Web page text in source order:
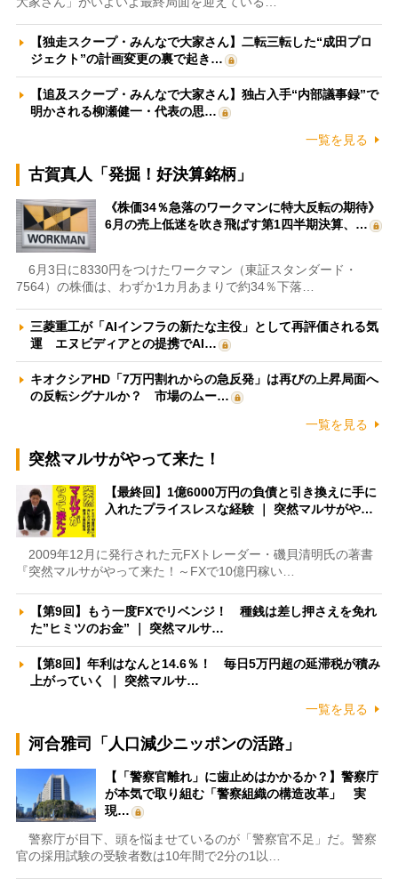
【独走スクープ・みんなで大家さん】二転三転した“成田プロ
ジェクト”の計画変更の裏で起き…
【追及スクープ・みんなで大家さん】独占入手“内部議事録”で
明かされる柳瀬健一・代表の思…
一覧を見る
古賀真人「発掘！好決算銘柄」
《株価34％急落のワークマンに特大反転の期待》
6月の売上低迷を吹き飛ばす第1四半期決算、…
6月3日に8330円をつけたワークマン（東証スタンダード・
7564）の株価は、わずか1カ月あまりで約34％下落…
三菱重工が「AIインフラの新たな主役」として再評価される気
運 エヌビディアとの提携でAI…
キオクシアHD「7万円割れからの急反発」は再びの上昇局面へ
の反転シグナルか？ 市場のムー…
一覧を見る
突然マルサがやって来た！
【最終回】1億6000万円の負債と引き換えに手に
入れたプライスレスな経験 ｜ 突然マルサがや…
2009年12月に発行された元FXトレーダー・磯貝清明氏の著書
『突然マルサがやって来た！～FXで10億円稼い…
【第9回】もう一度FXでリベンジ！ 種銭は差し押さえを免れ
た”ヒミツのお金” ｜ 突然マルサ…
【第8回】年利はなんと14.6％！ 毎日5万円超の延滞税が積み
上がっていく ｜ 突然マルサ…
一覧を見る
河合雅司「人口減少ニッポンの活路」
【「警察官離れ」に歯止めはかかるか？】警察庁
が本気で取り組む「警察組織の構造改革」 実
現…
警察庁が目下、頭を悩ませているのが「警察官不足」だ。警察
官の採用試験の受験者数は10年間で2分の1以…